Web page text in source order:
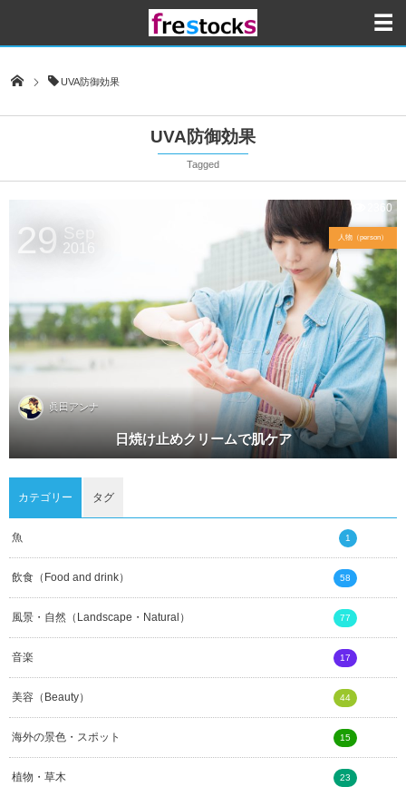
UVA防御効果
UVA防御効果
Tagged
眞田アンナ
日焼け止めクリームで肌ケア
29 Sep
2016
人物（person）
2360
カテゴリー タグ
魚 1
飲食（Food and drink） 58
風景・自然（Landscape・Natural） 77
音楽 17
美容（Beauty） 44
海外の景色・スポット 15
植物・草木 23